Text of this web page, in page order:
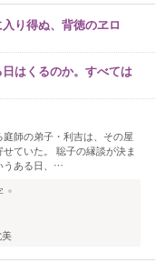
り得ぬ、背徳のヱロ
はくるのか。すべては
師の弟子・利吉は、その屋
ていた。 聡子の縁談が決ま
うある日、…